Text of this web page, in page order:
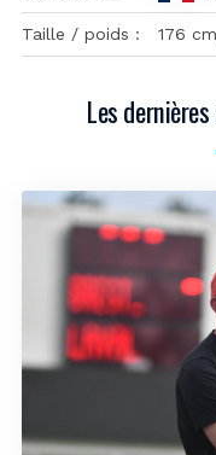
Taille / poids J. Amavi
176
Les